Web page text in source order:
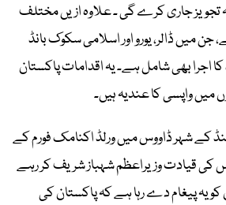
تجویز جاری کرے گی ۔ علاوہ ازیں مختلف
جن میں ڈالر، یورو اور اسلامی سکوک بانڈ
اجرا بھی شامل ہے۔ یہ اقدامات پاکستان
میں واپسی کا عندیہ ہیں۔
کے شہر ڈاووس میں ورلڈ اکنامک فورم کے
کی قیادت وزیراعظم شہباز شریف کر رہے
کو یہ پیغام دے رہا ہے کہ پاکستان کی